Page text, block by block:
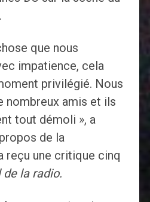
que nous
impatience, cela
privilégié. Nous
nombreux amis et ils
tout démoli », a
de la
reçu une critique cinq
la radio.